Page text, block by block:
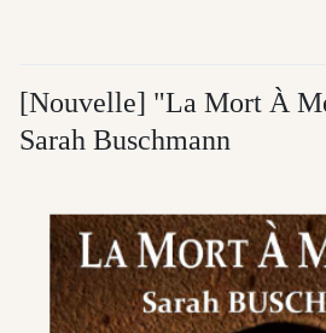
[Nouvelle] "La Mort À
Sarah Buschmann